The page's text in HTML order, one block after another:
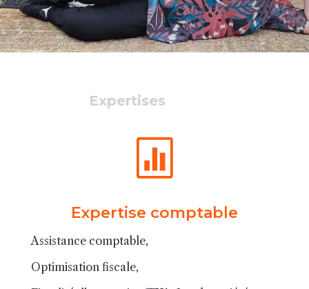
Expertises

Expertise comptable
Assistance comptable,
Optimisation fiscale,